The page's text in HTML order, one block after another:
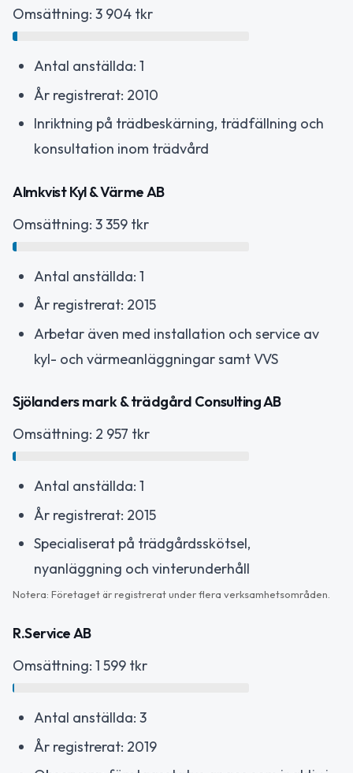
Omsättning: 3 904 tkr
Antal anställda: 1
År registrerat: 2010
Inriktning på trädbeskärning, trädfällning och
konsultation inom trädvård
Almkvist Kyl & Värme AB
Omsättning: 3 359 tkr
Antal anställda: 1
År registrerat: 2015
Arbetar även med installation och service av
kyl- och värmeanläggningar samt VVS
Sjölanders mark & trädgård Consulting AB
Omsättning: 2 957 tkr
Antal anställda: 1
År registrerat: 2015
Specialiserat på trädgårdsskötsel,
nyanläggning och vinterunderhåll
Notera: Företaget är registrerat under flera verksamhetsområden.
R.Service AB
Omsättning: 1 599 tkr
Antal anställda: 3
År registrerat: 2019